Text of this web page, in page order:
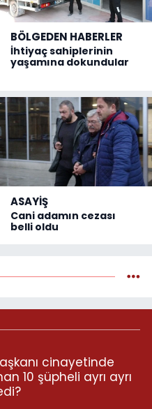
BÖLGEDEN HABERLER
İhtiyaç sahiplerinin
yaşamına dokundular
ASAYİŞ
Cani adamın cezası
belli oldu
cinayetinde
10 şüpheli ayrı ayrı